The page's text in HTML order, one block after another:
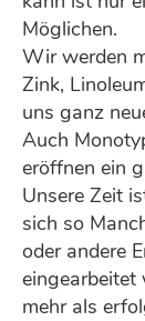
Möglichen.
Wir werden
Zink,
uns ganz
Auch
eröffnen ein
Unsere Zeit
sich so
oder andere
eingearbeitet
mehr als